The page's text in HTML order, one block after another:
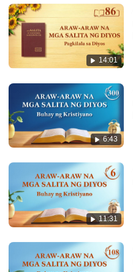
14:01
6:43
11:31